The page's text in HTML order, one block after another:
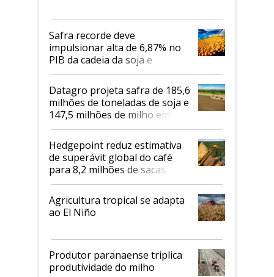
Safra recorde deve
impulsionar alta de 6,87% no
PIB da cadeia da soja e
biodiesel em 2026
Datagro projeta safra de 185,6
milhões de toneladas de soja e
147,5 milhões de milho em
2026/27
Hedgepoint reduz estimativa
de superávit global do café
para 8,2 milhões de sacas
Agricultura tropical se adapta
ao El Niño
Produtor paranaense triplica
produtividade do milho